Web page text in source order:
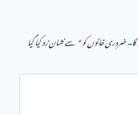
ضروری خانوں کو*سے نشان زد کیا گیا